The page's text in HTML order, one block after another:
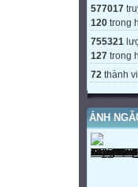
577017
120 trong
755321
127 trong
72 thành
ẢNH